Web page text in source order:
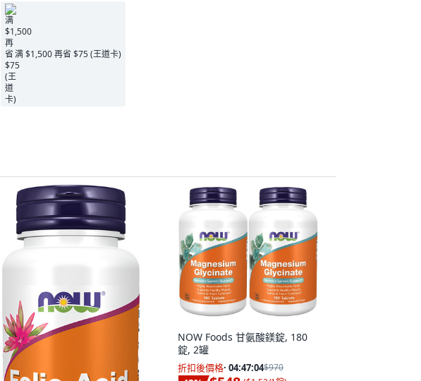
满 $1,500 再省 $75 (王道卡)
NOW Foods 甘氨酸鎂錠, 180
錠, 2罐
折扣後價格· 04:47:02$970